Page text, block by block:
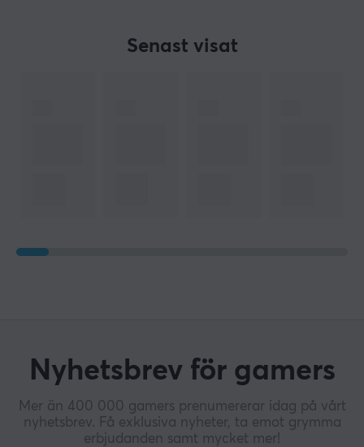
Senast visat
Nyhetsbrev för gamers
Mer än 400 000 gamers prenumererar idag på vårt
nyhetsbrev. Få exklusiva nyheter, ta emot grymma
erbjudanden samt mycket mer!